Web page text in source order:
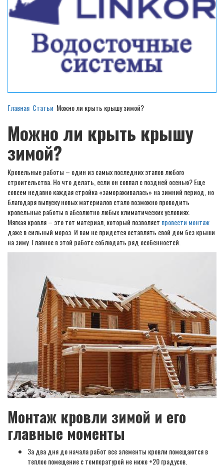
Главная Статьи Можно ли крыть крышу зимой?
Можно ли крыть крышу
зимой?
Кровельные работы – один из самых последних этапов любого
строительства. Но что делать, если он совпал с поздней осенью? Еще
совсем недавно каждая стройка «замораживалась» на зимний период, но
благодаря выпуску новых материалов стало возможно проводить
кровельные работы в абсолютно любых климатических условиях.
Мягкая кровля – это тот материал, который позволяет провести монтаж
даже в сильный мороз. И вам не придется оставлять свой дом без крыши
на зиму. Главное в этой работе соблюдать ряд особенностей.
Монтаж кровли зимой и его
главные моменты
За два дня до начала работ все элементы кровли помещаются в
теплое помещение с температурой не ниже +20 градусов.